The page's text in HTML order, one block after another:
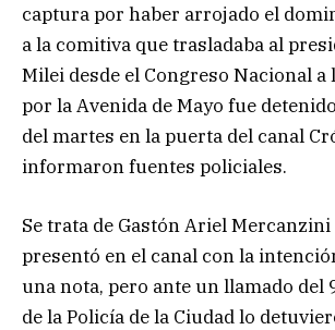
captura por haber arrojado el
a la comitiva que trasladaba al
Milei desde el Congreso Nacional a
por la Avenida de Mayo fue
del martes en la puerta del canal
informaron fuentes policiales.
Se trata de Gastón Ariel
presentó en el canal con la
una nota, pero ante un llamado del
de la Policía de la Ciudad lo